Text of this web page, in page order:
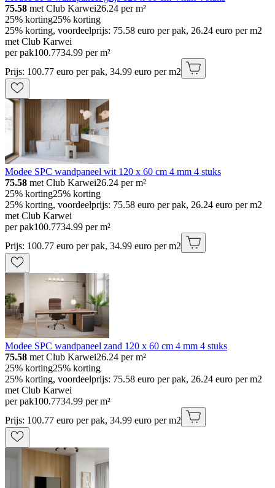
75.58 met Club Karwei26.24 per m²
25% korting25% korting
25% korting, voordeelprijs: 75.58 euro per pak, 26.24 euro per m2
met Club Karwei
per pak100.7734.99 per m²
Prijs: 100.77 euro per pak, 34.99 euro per m2
Modee SPC wandpaneel wit 120 x 60 cm 4 mm 4 stuks
75.58 met Club Karwei26.24 per m²
25% korting25% korting
25% korting, voordeelprijs: 75.58 euro per pak, 26.24 euro per m2
met Club Karwei
per pak100.7734.99 per m²
Prijs: 100.77 euro per pak, 34.99 euro per m2
Modee SPC wandpaneel zand 120 x 60 cm 4 mm 4 stuks
75.58 met Club Karwei26.24 per m²
25% korting25% korting
25% korting, voordeelprijs: 75.58 euro per pak, 26.24 euro per m2
met Club Karwei
per pak100.7734.99 per m²
Prijs: 100.77 euro per pak, 34.99 euro per m2